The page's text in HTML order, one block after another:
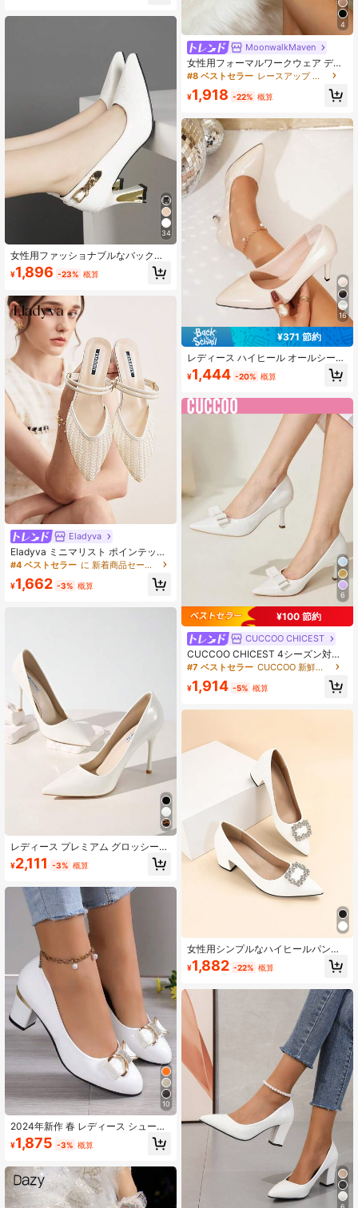
34
女性用ファッショナブルなバックル
装飾ソリッドカラー快適な多用途ハ
イヒールパンプス、オールシーズン
¥1,896 -23% 概算
Eladyva
Eladyva ミニマリスト ポインテッド
トゥ チャンキーヒール パンプス、フ
ス、エレガント
#4 ベストセラー に 新着商品セール 女性用パンプス
¥1,662 -3% 概算
レディース プレミアム グロッシー
ピュアホワイト ポインテッドトゥ ロ
ーヴァンプ スティレットハイヒール
ーティー ナイトクラブ ファッション
ウェディング 通勤 デイリー 10cmハ
イヒールシューズ
¥2,111 -3% 概算
10
2024年新作 春 レディース シューズ
ホワイト ハイヒール パンプス 厚手
ヒール ラインストーンリボン スエー
ー 大サイズ
¥1,875 -3% 概算
4
MoonwalkMaven
女性用フォーマルワークウェア ディ
ープVカット 尖った先端 厚手ヒール
ト
#8 ベストセラー レースアップ 女性用パンプス
¥1,918 -22% 概算
16
¥371 節約
レディース ハイヒール オールシーズ
ン シンプル＆控えめ エレガント 通
勤靴 旅行・パーティー・オフィス用
ドトゥ 韓国風 万能
¥1,444 -20% 概算
6
¥100 節約
CUCCOO CHICEST
CUCCOO CHICEST 4シーズン対応
リボン付き尖った つま先 スリムヒー
アルスタイル シンプルで快適な グリ
ンプス、セントパトリックデー、ク
#7 ベストセラー CUCCOO 新鮮パステルシューズ
¥1,914 -5% 概算
女性用シンプルなハイヒールパンプ
ス、エレガント
¥1,882 -22% 概算